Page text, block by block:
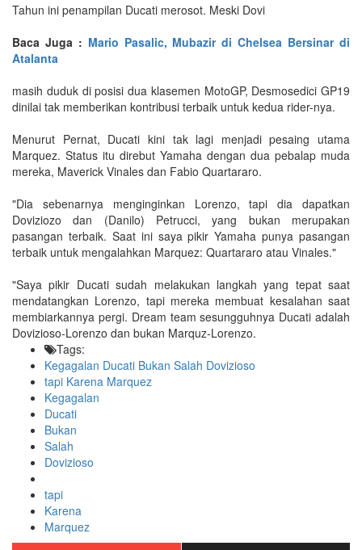
Tahun ini penampilan Ducati merosot. Meski Dovi
Baca Juga : Mario Pasalic, Mubazir di Chelsea Bersinar di
Atalanta
masih duduk di posisi dua klasemen MotoGP, Desmosedici GP19
dinilai tak memberikan kontribusi terbaik untuk kedua rider-nya.
Menurut Pernat, Ducati kini tak lagi menjadi pesaing utama
Marquez. Status itu direbut Yamaha dengan dua pebalap muda
mereka, Maverick Vinales dan Fabio Quartararo.
"Dia sebenarnya menginginkan Lorenzo, tapi dia dapatkan
Doviziozo dan (Danilo) Petrucci, yang bukan merupakan
pasangan terbaik. Saat ini saya pikir Yamaha punya pasangan
terbaik untuk mengalahkan Marquez: Quartararo atau Vinales."
"Saya pikir Ducati sudah melakukan langkah yang tepat saat
mendatangkan Lorenzo, tapi mereka membuat kesalahan saat
membiarkannya pergi. Dream team sesungguhnya Ducati adalah
Dovizioso-Lorenzo dan bukan Marquz-Lorenzo.
Tags:
Kegagalan Ducati Bukan Salah Dovizioso
tapi Karena Marquez
Kegagalan
Ducati
Bukan
Salah
Dovizioso
tapi
Karena
Marquez